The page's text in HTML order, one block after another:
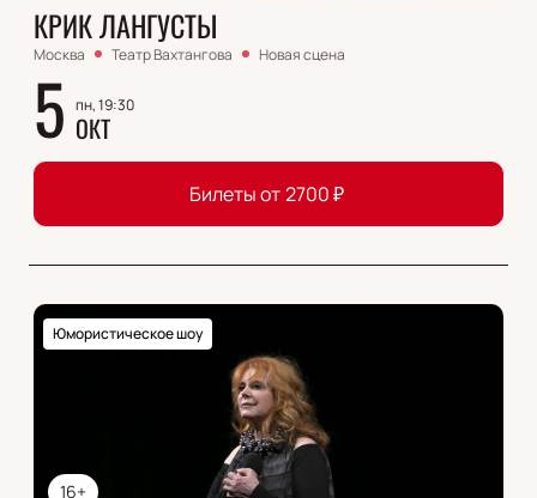
КРИК ЛАНГУСТЫ
Москва Театр Вахтангова Новая сцена
5 пн, 19:30
ОКТ
Билеты от 2700₽
16+
Юмористическое шоу